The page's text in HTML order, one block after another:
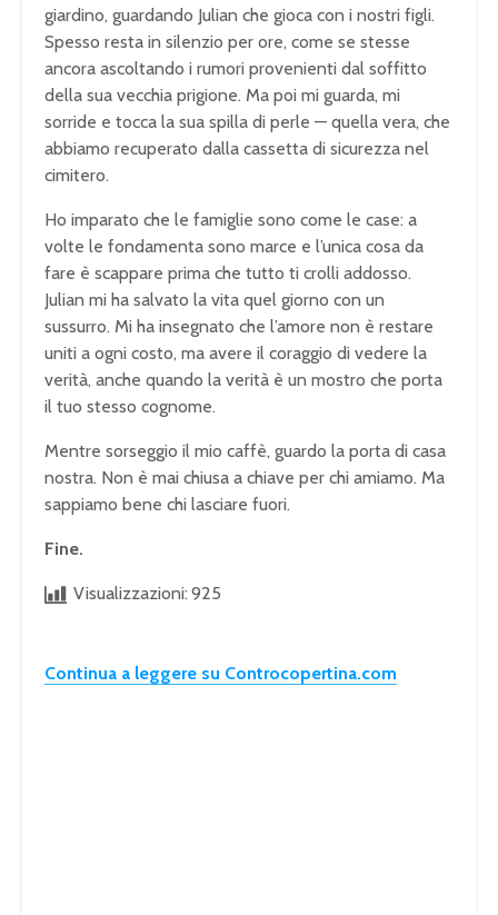
giardino, guardando Julian che gioca con i nostri figli.
Spesso resta in silenzio per ore, come se stesse
ancora ascoltando i rumori provenienti dal soffitto
della sua vecchia prigione. Ma poi mi guarda, mi
sorride e tocca la sua spilla di perle — quella vera, che
abbiamo recuperato dalla cassetta di sicurezza nel
cimitero.
Ho imparato che le famiglie sono come le case: a
volte le fondamenta sono marce e l’unica cosa da
fare è scappare prima che tutto ti crolli addosso.
Julian mi ha salvato la vita quel giorno con un
sussurro. Mi ha insegnato che l’amore non è restare
uniti a ogni costo, ma avere il coraggio di vedere la
verità, anche quando la verità è un mostro che porta
il tuo stesso cognome.
Mentre sorseggio il mio caffè, guardo la porta di casa
nostra. Non è mai chiusa a chiave per chi amiamo. Ma
sappiamo bene chi lasciare fuori.
Fine.
Visualizzazioni: 925
Continua a leggere su Controcopertina.com